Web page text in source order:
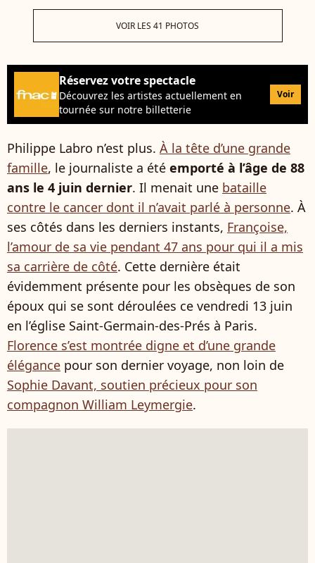
VOIR LES 41 PHOTOS
Réservez votre spectacle
Découvrez les artistes actuellement en
tournée sur notre billetterie
Voir
Philippe Labro n’est plus. À la tête d’une grande
famille, le journaliste a été emporté à l’âge de 88
ans le 4 juin dernier. Il menait une bataille
contre le cancer dont il n’avait parlé à personne. À
ses côtés dans les derniers instants, Françoise,
l’amour de sa vie pendant 47 ans pour qui il a mis
sa carrière de côté. Cette dernière était
évidemment présente pour les obsèques de son
époux qui se sont déroulées ce vendredi 13 juin
en l’église Saint-Germain-des-Prés à Paris.
Florence s’est montrée digne et d’une grande
élégance pour son dernier voyage, non loin de
Sophie Davant, soutien précieux pour son
compagnon William Leymergie.